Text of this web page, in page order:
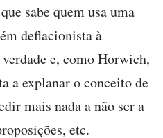
sabe quem usa uma
deflacionista à
e, como Horwich,
a explanar o conceito de
mais nada a não ser a
etc.